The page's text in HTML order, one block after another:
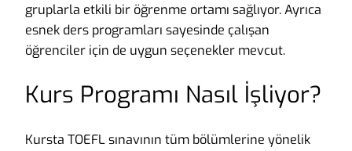
gruplarla etkili bir öğrenme ortamı sağlıyor. Ayrıca
esnek ders programları sayesinde çalışan
öğrenciler için de uygun seçenekler mevcut.
Kurs Programı Nasıl İşliyor?
Kursta TOEFL sınavının tüm bölümlerine yönelik